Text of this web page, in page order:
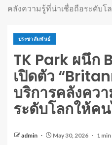
คลังความรู้ที่น่าเชื่อถือระดับโ
ประชาสัมพันธ์
TK Park ผนึก
เปิดตัว
บริการคลังคว
ระดับโลกให้ค
admin May 30, 2026 1